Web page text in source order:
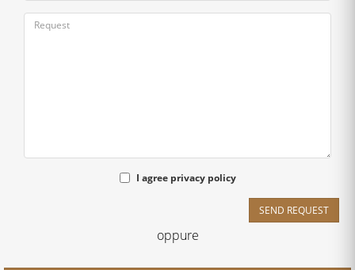
I agree privacy policy
SEND REQUEST
oppure